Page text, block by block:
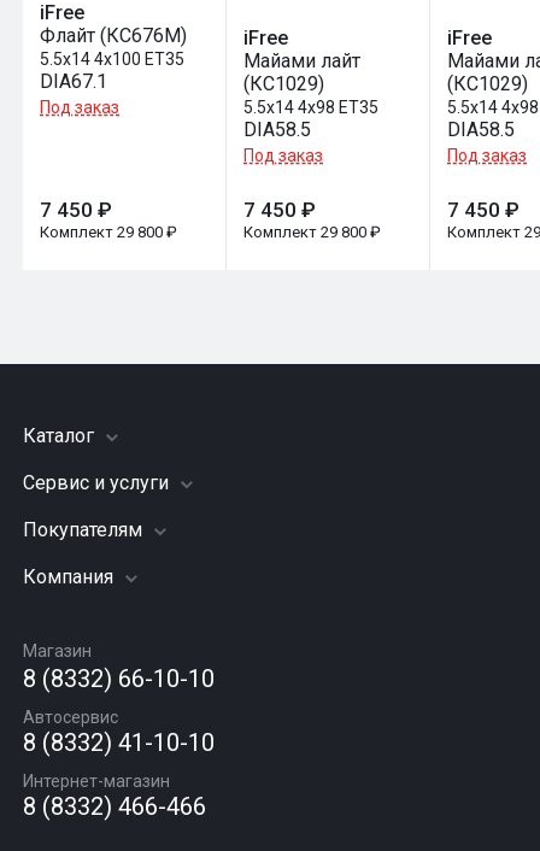
iFree
Флайт (КС676М)
5.5x14 4x100 ET35
DIA67.1
Под заказ
7 450 ₽
Комплект 29 800 ₽
iFree
Майами лайт
(КС1029)
5.5x14 4x98 ET35
DIA58.5
Под заказ
7 450 ₽
Комплект 29 800 ₽
iFree
Майами
(КС1029)
5.5x14
DIA58.5
Под заказ
7 450 ₽
Комплект
Каталог
Шины
Грузовые шины
Диски
Автомасла
Сервис и услуги
Заправка кондиционера
Подвеска (ходовая часть)
Шиномонтаж
Покупателям
Акции
Гарантии и возврат
Компания
Вакансии
Новости
Статьи
Контакты
Магазин
8 (8332) 66-10-10
Автосервис
8 (8332) 41-10-10
Интернет-магазин
8 (8332) 466-466